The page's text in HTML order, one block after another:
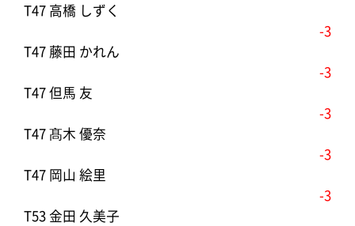
T47 高橋 しずく
-3
T47 藤田 かれん
-3
T47 但馬 友
-3
T47 髙木 優奈
-3
T47 岡山 絵里
-3
T53 金田 久美子